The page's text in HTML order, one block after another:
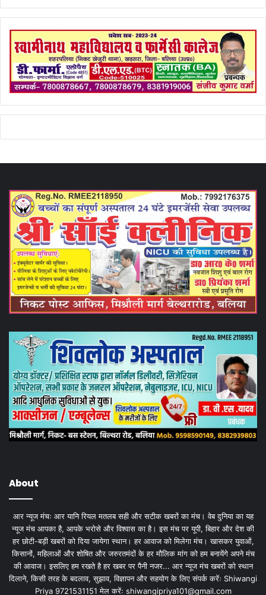
About
आर न्यूज मंचः आर यानि रियल मतलब सही और सटीक खबरों का मंच। वेब दुनिया का यह
न्यूज मंच आपका है, आपके भरोसे और विश्वास का है। इस मंच पर यूपी, बिहार और देश की
हर छोटी-बड़ी खबरों को दिया जायेगा स्थान। हर आवाज को मिलेगा मंच। खासकर युवाओं,
किसानों, महिलाओं और शोषित और जरुरतमंदों के हर मौलिक मांग को हम बनायेंगे अपने मंच
की आवाज। इसलिए हम रखते है हर खबर पर पैनी नजर... आर न्यूज मंच खबरों को स्थान
दिलाने, किसी तरह के बदलाव, सुझाव, विज्ञापन और सहयोग के लिए संपर्क करेंः Shiwangi
Priya 9721531151 मेल करेंः shiwangipriya101@gmail.com